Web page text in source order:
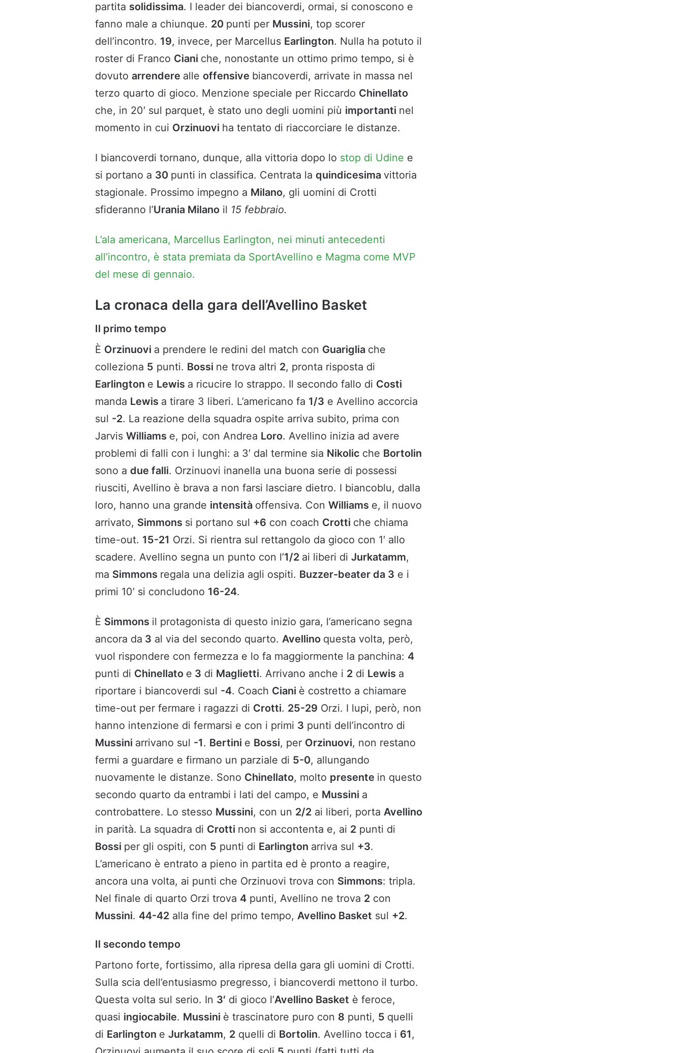
partita solidissima. I leader dei biancoverdi, ormai, si conoscono e
fanno male a chiunque. 20 punti per Mussini, top scorer
dell’incontro. 19, invece, per Marcellus Earlington. Nulla ha potuto il
roster di Franco Ciani che, nonostante un ottimo primo tempo, si è
dovuto arrendere alle offensive biancoverdi, arrivate in massa nel
terzo quarto di gioco. Menzione speciale per Riccardo Chinellato
che, in 20′ sul parquet, è stato uno degli uomini più importanti nel
momento in cui Orzinuovi ha tentato di riaccorciare le distanze.
I biancoverdi tornano, dunque, alla vittoria dopo lo stop di Udine e
si portano a 30 punti in classifica. Centrata la quindicesima vittoria
stagionale. Prossimo impegno a Milano, gli uomini di Crotti
sfideranno l’Urania Milano il 15 febbraio.
L’ala americana, Marcellus Earlington, nei minuti antecedenti
all’incontro, è stata premiata da SportAvellino e Magma come MVP
del mese di gennaio.
La cronaca della gara dell’Avellino Basket
Il primo tempo
È Orzinuovi a prendere le redini del match con Guariglia che
colleziona 5 punti. Bossi ne trova altri 2, pronta risposta di
Earlington e Lewis a ricucire lo strappo. Il secondo fallo di Costi
manda Lewis a tirare 3 liberi. L’americano fa 1/3 e Avellino accorcia
sul -2. La reazione della squadra ospite arriva subito, prima con
Jarvis Williams e, poi, con Andrea Loro. Avellino inizia ad avere
problemi di falli con i lunghi: a 3′ dal termine sia Nikolic che Bortolin
sono a due falli. Orzinuovi inanella una buona serie di possessi
riusciti, Avellino è brava a non farsi lasciare dietro. I biancoblu, dalla
loro, hanno una grande intensità offensiva. Con Williams e, il nuovo
arrivato, Simmons si portano sul +6 con coach Crotti che chiama
time-out. 15-21 Orzi. Si rientra sul rettangolo da gioco con 1′ allo
scadere. Avellino segna un punto con l’1/2 ai liberi di Jurkatamm,
ma Simmons regala una delizia agli ospiti. Buzzer-beater da 3 e i
primi 10′ si concludono 16-24.
È Simmons il protagonista di questo inizio gara, l’americano segna
ancora da 3 al via del secondo quarto. Avellino questa volta, però,
vuol rispondere con fermezza e lo fa maggiormente la panchina: 4
punti di Chinellato e 3 di Maglietti. Arrivano anche i 2 di Lewis a
riportare i biancoverdi sul -4. Coach Ciani è costretto a chiamare
time-out per fermare i ragazzi di Crotti. 25-29 Orzi. I lupi, però, non
hanno intenzione di fermarsi e con i primi 3 punti dell’incontro di
Mussini arrivano sul -1. Bertini e Bossi, per Orzinuovi, non restano
fermi a guardare e firmano un parziale di 5-0, allungando
nuovamente le distanze. Sono Chinellato, molto presente in questo
secondo quarto da entrambi i lati del campo, e Mussini a
controbattere. Lo stesso Mussini, con un 2/2 ai liberi, porta Avellino
in parità. La squadra di Crotti non si accontenta e, ai 2 punti di
Bossi per gli ospiti, con 5 punti di Earlington arriva sul +3.
L’americano è entrato a pieno in partita ed è pronto a reagire,
ancora una volta, ai punti che Orzinuovi trova con Simmons: tripla.
Nel finale di quarto Orzi trova 4 punti, Avellino ne trova 2 con
Mussini. 44-42 alla fine del primo tempo, Avellino Basket sul +2.
Il secondo tempo
Partono forte, fortissimo, alla ripresa della gara gli uomini di Crotti.
Sulla scia dell’entusiasmo pregresso, i biancoverdi mettono il turbo.
Questa volta sul serio. In 3′ di gioco l’Avellino Basket è feroce,
quasi ingiocabile. Mussini è trascinatore puro con 8 punti, 5 quelli
di Earlington e Jurkatamm, 2 quelli di Bortolin. Avellino tocca i 61,